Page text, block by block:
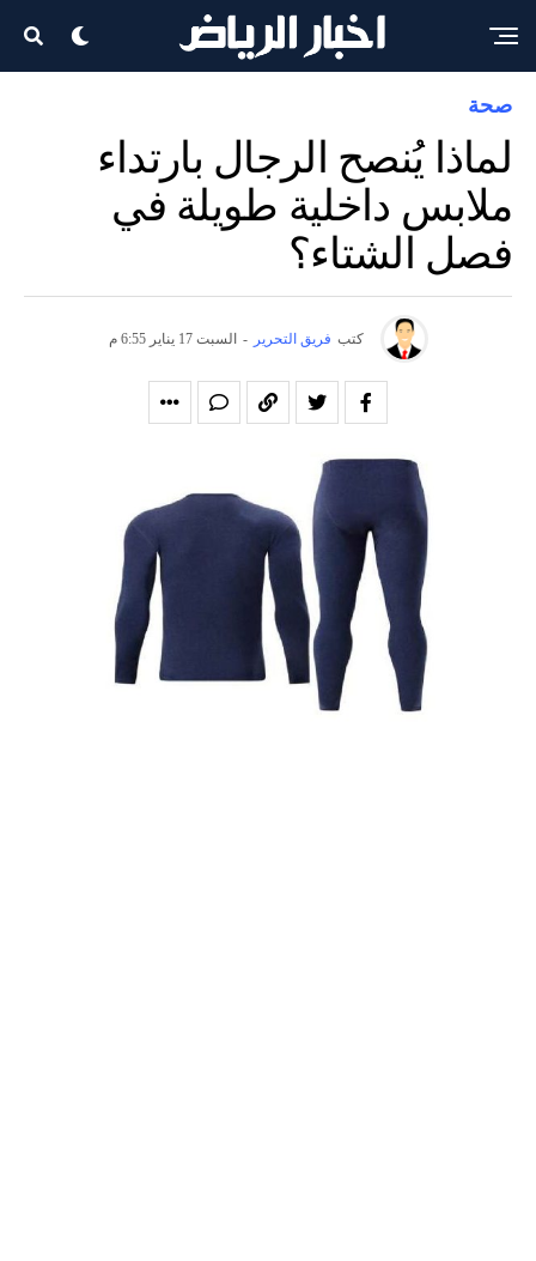
صحة
لماذا يُنصح الرجال بارتداء
ملابس داخلية طويلة في
فصل الشتاء؟
كتب فريق التحرير - السبت 17 يناير 6:55 م